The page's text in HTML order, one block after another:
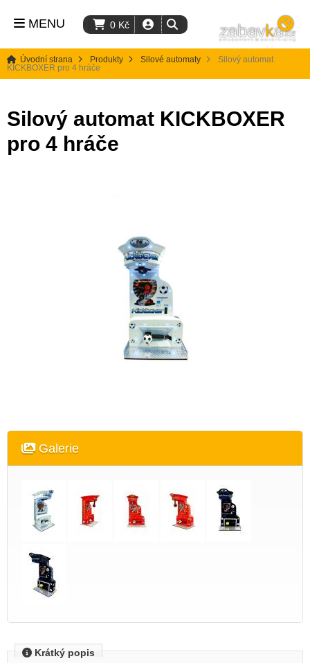
0 Kč
MENU
Úvodní strana Produkty Silové automaty
Silový automat
KICKBOXER pro 4 hráče
Silový automat KICKBOXER
pro 4 hráče
Galerie
Krátký popis